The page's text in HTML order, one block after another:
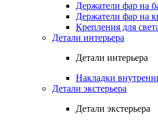
Держатели фар на
Держатели фар на
Крепления для
Детали интерьера
Детали интерьера
Накладки
Детали экстерьера
Детали экстерьера